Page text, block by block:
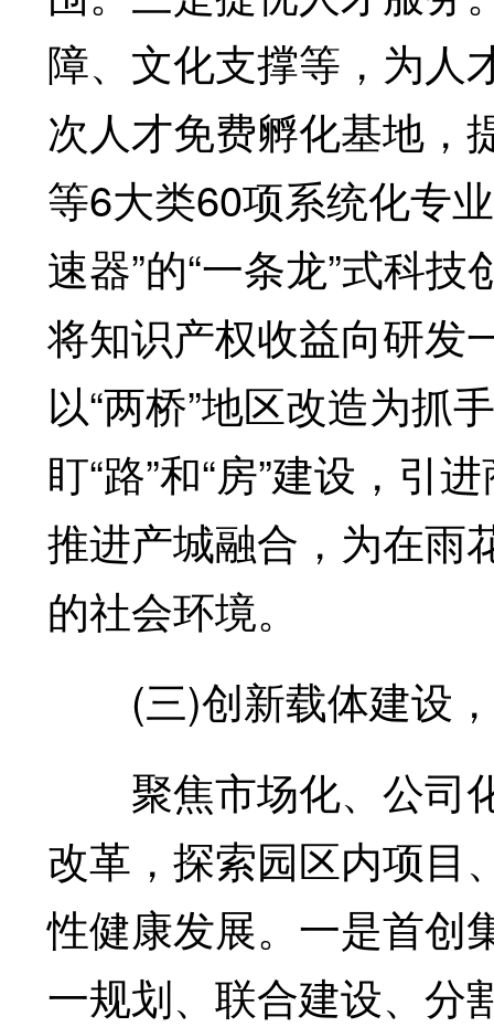
障、文化支撑等，为人
次人才免费孵化基地，
等6大类60项系统化专
速器”的“一条龙”式科
将知识产权收益向研发
以“两桥”地区改造为抓
盯“路”和“房”建设，引
推进产城融合，为在雨
的社会环境。
(三)创新载体建设，
聚焦市场化、公司
改革，探索园区内项目
性健康发展。一是首创
一规划、联合建设、分